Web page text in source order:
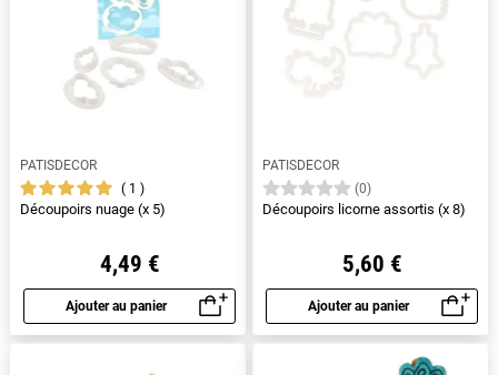
PATISDECOR
1
Découpoirs nuage (x 5)
4,49 €
Ajouter au panier
Aperçu rapide
PATISDECOR
(0)
Découpoirs licorne assortis (x 8)
5,60 €
Ajouter au panier
Aperçu rapide